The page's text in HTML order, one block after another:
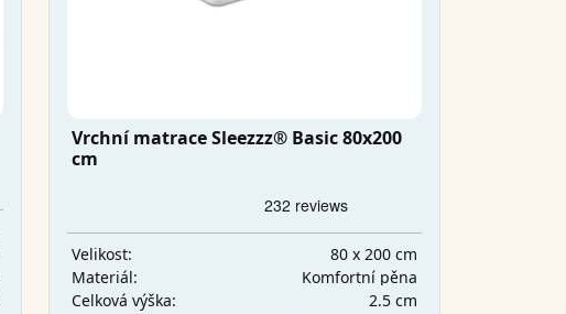
Vrchní matrace Sleezzz® Basic 80x200
cm
Velikost:
80 x 200 cm
Materiál:
Komfortní pěna
Celková výška:
2.5 cm